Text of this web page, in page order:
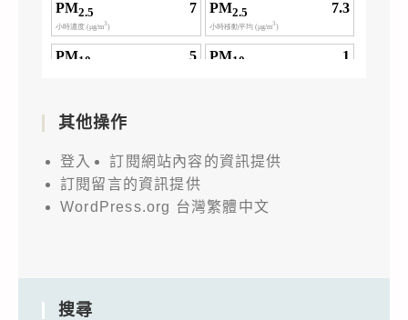
其他操作
登入
訂閱網站內容的資訊提供
訂閱留言的資訊提供
WordPress.org 台灣繁體中文
搜尋